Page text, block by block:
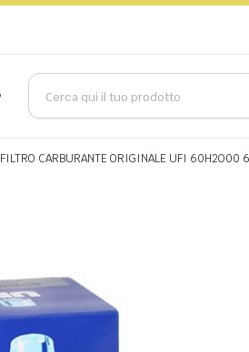
FILTRO CARBURANTE ORIGINALE UFI 60H2O00